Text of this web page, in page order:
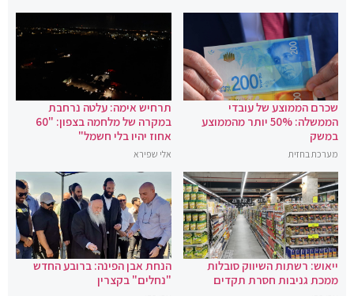
שכרם הממוצע של עובדי
הממשלה: 50% יותר מהממוצע
במשק
מערכת בחזית
תרחיש אימה: עלטה נרחבת
במקרה של מלחמה בצפון: "60
אחוז יהיו בלי חשמל"
אלי שפירא
ייאוש: רשתות השיווק סובלות
ממכת גניבות חסרת תקדים
הנחת אבן הפינה: ברובע החדש
"נחלים" בקצרין